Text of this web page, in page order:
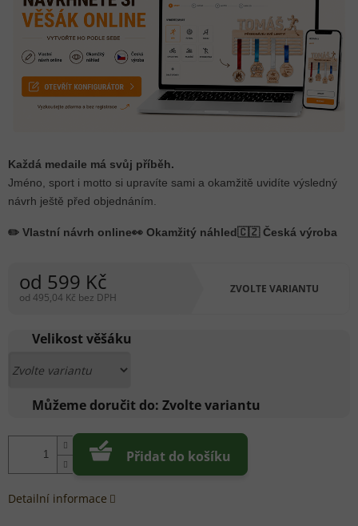
od 599 Kč
od 495,04 Kč bez DPH
cena:
ZVOLTE VARIANTU
Velikost věšáku
Můžeme doručit do: Zvolte variantu
Přidat do košíku
Každá medaile má svůj příběh.
Jméno, sport i motto si upravíte sami a okamžitě uvidíte výsledný
návrh ještě před objednáním.
✏️ Vlastní návrh online👀 Okamžitý náhled 🇨🇿 Česká výroba
Detailní informace